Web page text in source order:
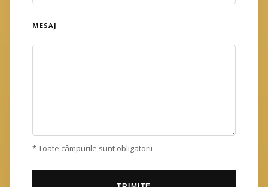
MESAJ
* Toate câmpurile sunt obligatorii